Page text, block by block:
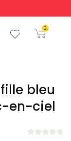
0
0,00 €
bleu
en-ciel